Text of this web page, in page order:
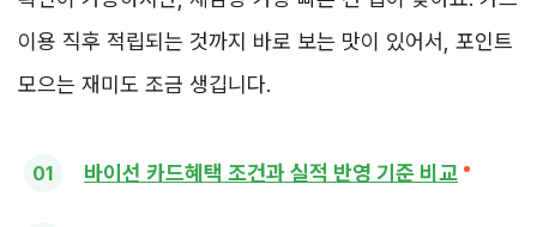
이용 직후 적립되는 것까지 바로 보는 맛이 있어서, 포인트
모으는 재미도 조금 생깁니다.
바이선 카드혜택 조건과 실적 반영 기준 비교